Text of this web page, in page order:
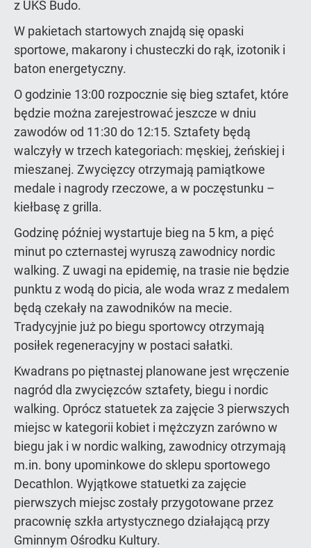
z UKS Budo.
W pakietach startowych znajdą się opaski
sportowe, makarony i chusteczki do rąk, izotonik i
baton energetyczny.
O godzinie 13:00 rozpocznie się bieg sztafet, które
będzie można zarejestrować jeszcze w dniu
zawodów od 11:30 do 12:15. Sztafety będą
walczyły w trzech kategoriach: męskiej, żeńskiej i
mieszanej. Zwycięzcy otrzymają pamiątkowe
medale i nagrody rzeczowe, a w poczęstunku –
kiełbasę z grilla.
Godzinę później wystartuje bieg na 5 km, a pięć
minut po czternastej wyruszą zawodnicy nordic
walking. Z uwagi na epidemię, na trasie nie będzie
punktu z wodą do picia, ale woda wraz z medalem
będą czekały na zawodników na mecie.
Tradycyjnie już po biegu sportowcy otrzymają
posiłek regeneracyjny w postaci sałatki.
Kwadrans po piętnastej planowane jest wręczenie
nagród dla zwycięzców sztafety, biegu i nordic
walking. Oprócz statuetek za zajęcie 3 pierwszych
miejsc w kategorii kobiet i mężczyzn zarówno w
biegu jak i w nordic walking, zawodnicy otrzymają
m.in. bony upominkowe do sklepu sportowego
Decathlon. Wyjątkowe statuetki za zajęcie
pierwszych miejsc zostały przygotowane przez
pracownię szkła artystycznego działającą przy
Gminnym Ośrodku Kultury.